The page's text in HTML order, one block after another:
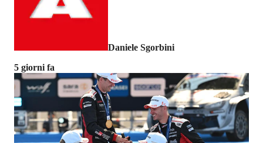
Daniele Sgorbini
5 giorni fa